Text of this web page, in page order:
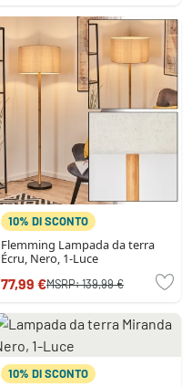
10% DI SCONTO
Flemming Lampada da terra
Écru, Nero, 1-Luce
77,99 €MSRP:139,99 €
10% DI SCONTO